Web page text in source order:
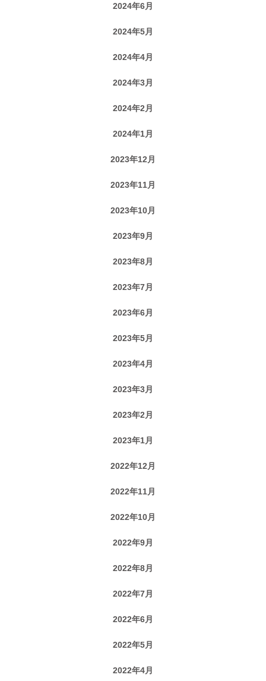
2024年6月
2024年5月
2024年4月
2024年3月
2024年2月
2024年1月
2023年12月
2023年11月
2023年10月
2023年9月
2023年8月
2023年7月
2023年6月
2023年5月
2023年4月
2023年3月
2023年2月
2023年1月
2022年12月
2022年11月
2022年10月
2022年9月
2022年8月
2022年7月
2022年6月
2022年5月
2022年4月